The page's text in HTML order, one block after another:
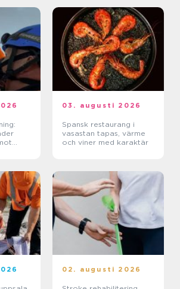
03. augusti 2026
Spansk restaurang i
vasastan tapas, värme
och viner med karaktär
02. augusti 2026